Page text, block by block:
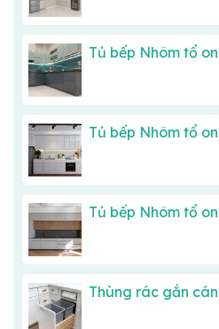
Tủ bếp Nhôm tổ
Tủ bếp Nhôm tổ
Tủ bếp Nhôm tổ
Thùng rác gắn